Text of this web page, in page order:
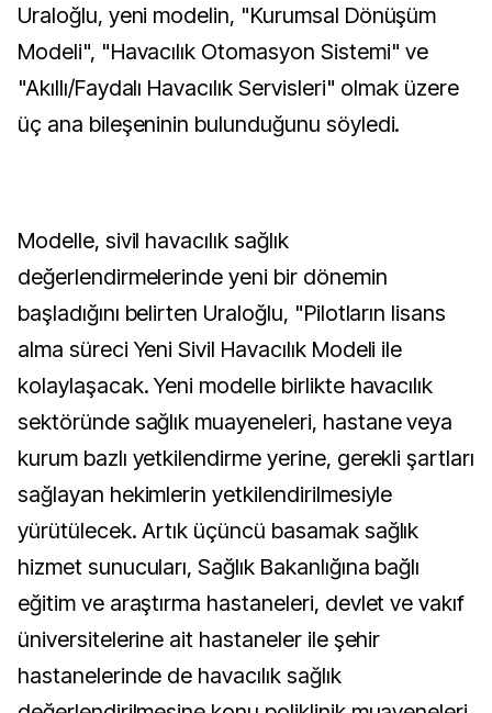
Uraloğlu, yeni modelin, "Kurumsal Dönüşüm
Modeli", "Havacılık Otomasyon Sistemi" ve
"Akıllı/Faydalı Havacılık Servisleri" olmak üzere
üç ana bileşeninin bulunduğunu söyledi.
Modelle, sivil havacılık sağlık
değerlendirmelerinde yeni bir dönemin
başladığını belirten Uraloğlu, "Pilotların lisans
alma süreci Yeni Sivil Havacılık Modeli ile
kolaylaşacak. Yeni modelle birlikte havacılık
sektöründe sağlık muayeneleri, hastane veya
kurum bazlı yetkilendirme yerine, gerekli şartları
sağlayan hekimlerin yetkilendirilmesiyle
yürütülecek. Artık üçüncü basamak sağlık
hizmet sunucuları, Sağlık Bakanlığına bağlı
eğitim ve araştırma hastaneleri, devlet ve vakıf
üniversitelerine ait hastaneler ile şehir
hastanelerinde de havacılık sağlık